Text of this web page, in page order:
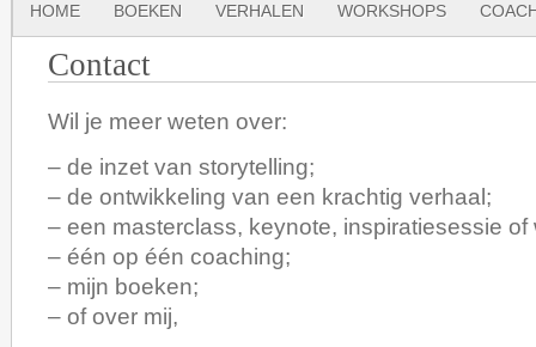
HOME BOEKEN VERHALEN WORKSHOPS
Contact
Wil je meer weten over:
– de inzet van storytelling;
– de ontwikkeling van een krachtig verhaal;
– een masterclass, keynote, inspiratiesessie of
– één op één coaching;
– mijn boeken;
– of over mij,